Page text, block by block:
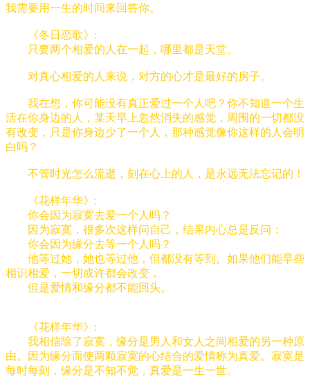
我需要用一生的时间来回答你。
《冬日恋歌》:
只要两个相爱的人在一起，哪里都是天堂。
对真心相爱的人来说，对方的心才是最好的房子。
我在想，你可能没有真正爱过一个人吧？你不知道一个生
活在你身边的人，某天早上忽然消失的感觉，周围的一切都没
有改变，只是你身边少了一个人，那种感觉像你这样的人会明
白吗？
不管时光怎么流逝，刻在心上的人，是永远无法忘记的！
《花样年华》:
你会因为寂寞去爱一个人吗？
因为寂寞，很多次这样问自己，结果内心总是反问：
你会因为缘分去等一个人吗？
他等过她，她也等过他，但都没有等到。如果他们能早些
相识相爱，一切或许都会改变，
但是爱情和缘分都不能回头。
《花样年华》:
我相信除了寂寞，缘分是男人和女人之间相爱的另一种原
由。因为缘分而使两颗寂寞的心结合的爱情称为真爱。寂寞是
每时每刻，缘分是不知不觉，真爱是一生一世。